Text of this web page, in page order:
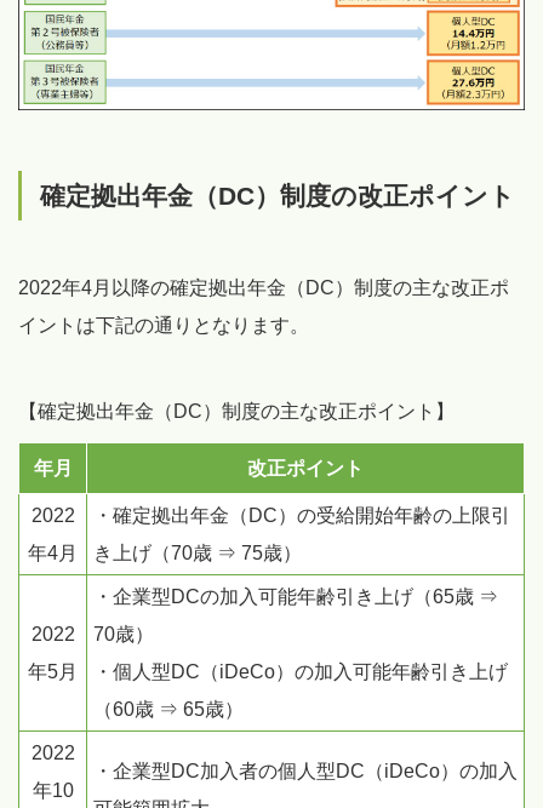
確定拠出年金（DC）制度の改正ポイント
2022年4月以降の確定拠出年金（DC）制度の主な改正ポ
イントは下記の通りとなります。
【確定拠出年金（DC）制度の主な改正ポイント】
年月 改正ポイント
2022
年4月
・確定拠出年金（DC）の受給開始年齢の上限引
き上げ（70歳 ⇒ 75歳）
2022
年5月
・企業型DCの加入可能年齢引き上げ（65歳 ⇒
70歳）
・個人型DC（iDeCo）の加入可能年齢引き上げ
（60歳 ⇒ 65歳）
2022
年10
・企業型DC加入者の個人型DC（iDeCo）の加入